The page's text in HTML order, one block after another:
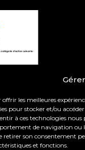
offrir les meilleures
pour stocker et/ou
à ces technologies
de navigation ou
retirer son consentement
et fonctions.
et de l’orientation.